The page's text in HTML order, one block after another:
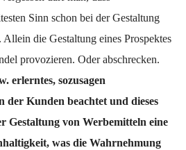
Sinn schon bei der Gestaltung
die Gestaltung eines Prospektes
provozieren. Oder abschrecken.
erlerntes, sozusagen
der Kunden beachtet und dieses
Gestaltung von Werbemitteln eine
was die Wahrnehmung